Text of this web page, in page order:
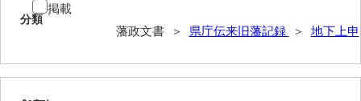
分類
藩政文書 ＞ 県庁伝来旧藩記録 ＞ 地下上申
掲載